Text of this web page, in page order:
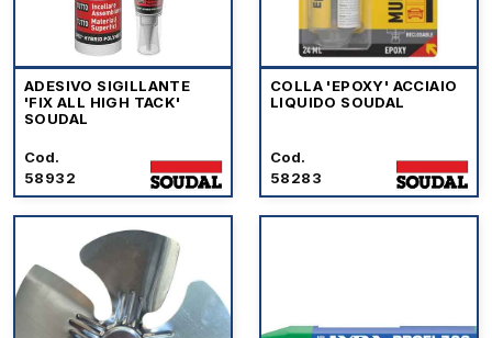
ADESIVO SIGILLANTE
'FIX ALL HIGH TACK'
SOUDAL
Cod.
58932
COLLA 'EPOXY' ACCIAIO
LIQUIDO SOUDAL
Cod.
58283